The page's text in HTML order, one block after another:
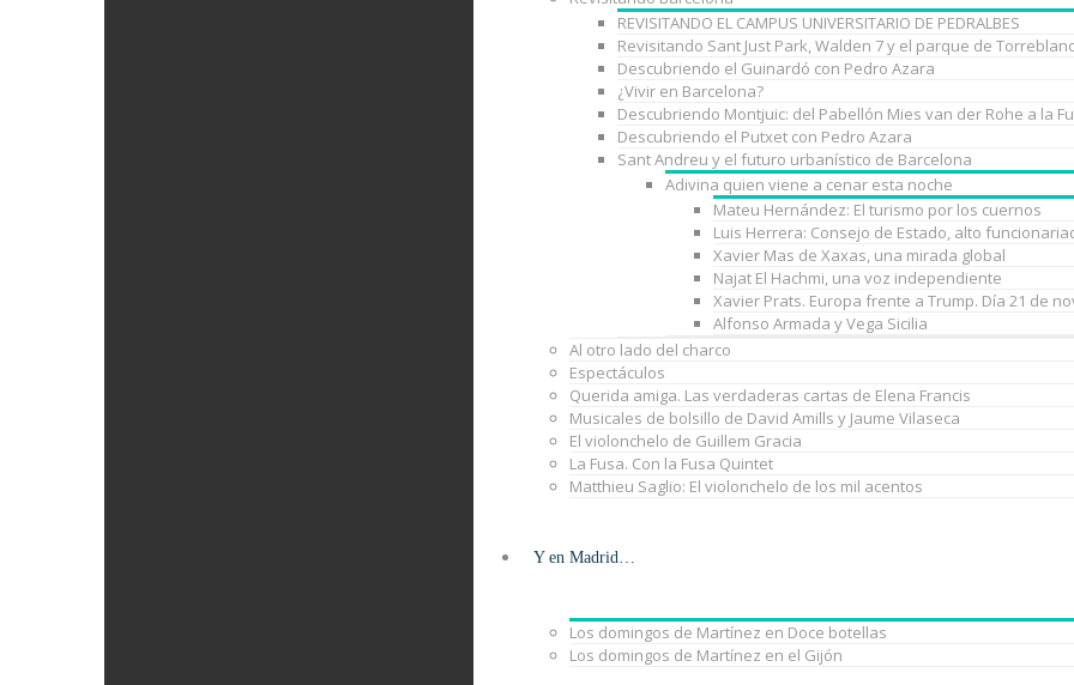
REVISITANDO EL CAMPUS UNIVERSITARIO DE PEDRALBES
Revisitando Sant Just Park, Walden 7 y el parque de
Descubriendo el Guinardó con Pedro Azara
¿Vivir en Barcelona?
Descubriendo Montjuic: del Pabellón Mies van der Rohe a la
Descubriendo el Putxet con Pedro Azara
Sant Andreu y el futuro urbanístico de Barcelona
Adivina quien viene a cenar esta noche
Mateu Hernández: El turismo por los cuernos
Luis Herrera: Consejo de Estado, alto
Xavier Mas de Xaxas, una mirada global
Najat El Hachmi, una voz independiente
Xavier Prats. Europa frente a Trump. Día 21 de
Alfonso Armada y Vega Sicilia
Al otro lado del charco
Espectáculos
Querida amiga. Las verdaderas cartas de Elena Francis
Musicales de bolsillo de David Amills y Jaume Vilaseca
El violonchelo de Guillem Gracia
La Fusa. Con la Fusa Quintet
Matthieu Saglio: El violonchelo de los mil acentos
Y en Madrid…
Los domingos de Martínez en Doce botellas
Los domingos de Martínez en el Gijón